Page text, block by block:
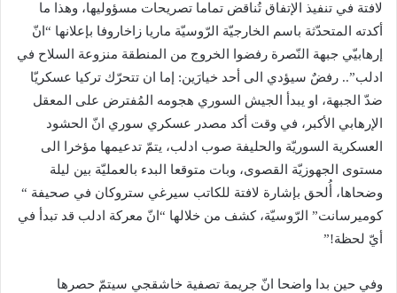
لافتة في تنفيذ الإتفاق تُناقض تماما تصريحات مسؤوليها، وهذا ما
أكدته المتحدّثة باسم الخارجيّة الرّوسيّة ​ماريا زاخاروفا​ بإعلانها “انّ
إرهابيّي جبهة النّصرة رفضوا الخروج من المنطقة منزوعة السلاح في
ادلب”.. رفضٌ سيؤدي الى أحد خيارَين: إما ان تتحرّك تركيا عسكريّا
ضدّ الجبهة، او يبدأ ​الجيش السوري​ هجومه المُفترض على المعقل
الإرهابي الأكبر، في وقت أكد مصدر عسكري سوري انّ الحشود
العسكرية السوريّة والحليفة صوب ادلب، يتمّ تدعيمها مؤخرا الى
مستوى الجهوزيّة القصوى، وبات متوقعا البدء بالعمليّة بين ليلة
وضحاها، أُلحق بإشارة لافتة للكاتب سيرغي ستروكان في صحيفة “​
كوميرسانت​” الرّوسيّة، كشف من خلالها “انّ معركة ادلب قد تبدأ في
أيّ لحظة!”
وفي حين بدا واضحا انّ جريمة تصفية خاشقجي سيتمّ حصرها